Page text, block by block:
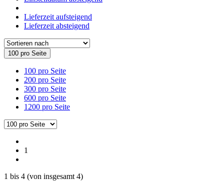
Lieferzeit aufsteigend
Lieferzeit absteigend
100 pro Seite
100 pro Seite
200 pro Seite
300 pro Seite
600 pro Seite
1200 pro Seite
1
1 bis 4 (von insgesamt 4)